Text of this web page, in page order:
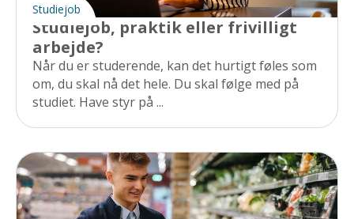
Studiejob
Studiejob, praktik eller frivilligt
arbejde?
Når du er studerende, kan det hurtigt føles som
om, du skal nå det hele. Du skal følge med på
studiet. Have styr på ...